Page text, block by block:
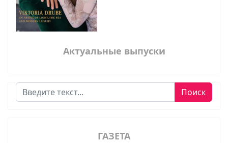
Актуальные выпуски
Поиск Поиск
ГАЗЕТА